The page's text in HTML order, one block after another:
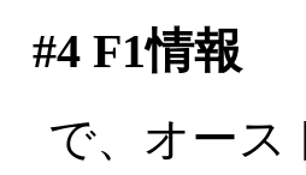
#4F1情報
で、オース